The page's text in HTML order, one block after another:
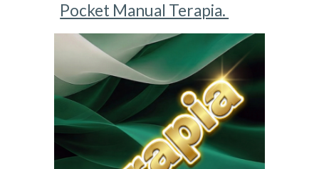
Pocket Manual Terapia.